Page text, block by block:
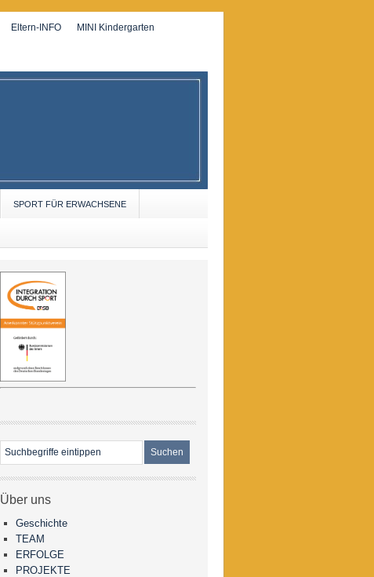
Eltern-INFO MINI Kindergarten
SPORT FÜR ERWACHSENE
Über uns
Geschichte
TEAM
ERFOLGE
PROJEKTE